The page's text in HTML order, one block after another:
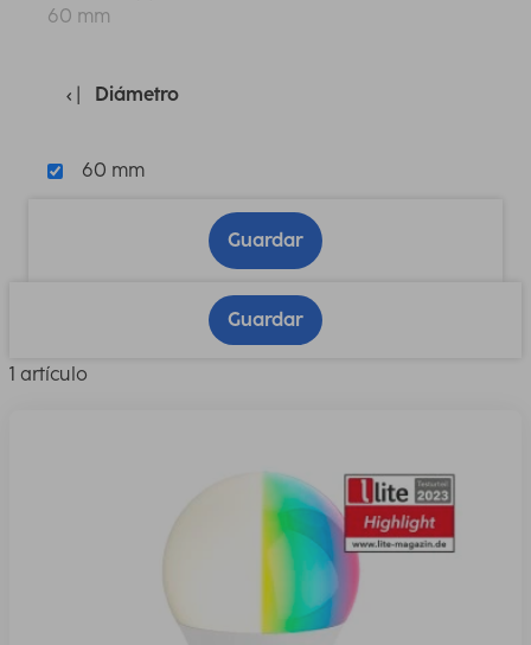
60 mm
Diámetro
60 mm
Guardar
Guardar
1 artículo